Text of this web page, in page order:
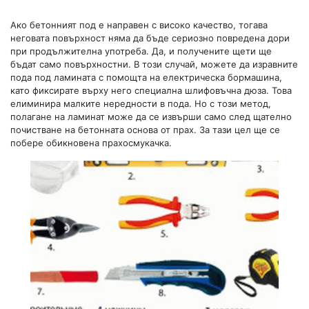
Ако бетонният под е направен с високо качество, тогава
неговата повърхност няма да бъде сериозно повредена дори
при продължителна употреба. Да, и получените щети ще
бъдат само повърхностни. В този случай, можете да изравните
пода под ламината с помощта на електрическа бормашина,
като фиксирате върху него специална шлифовъчна дюза. Това
елиминира малките нередности в пода. Но с този метод,
полагане на ламинат може да се извърши само след щателно
почистване на бетонната основа от прах. За тази цел ще се
побере обикновена прахосмукачка.